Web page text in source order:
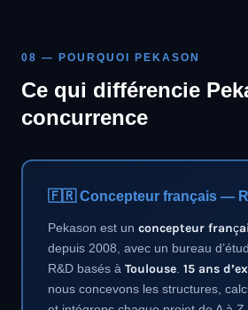
08 — POURQUOI PEKASON
Ce qui différencie
concurrence
🇫🇷 Concepteur français —
Pekason est un concepteur
depuis 2008, avec un bureau
R&D basés à Toulouse 15 ans
nous concevons les structures,